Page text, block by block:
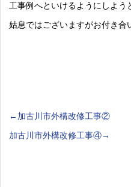
工事例へといけるようにしよう
姑息ではございますがお付き合
←加古川市外構改修工事②
加古川市外構改修工事④→